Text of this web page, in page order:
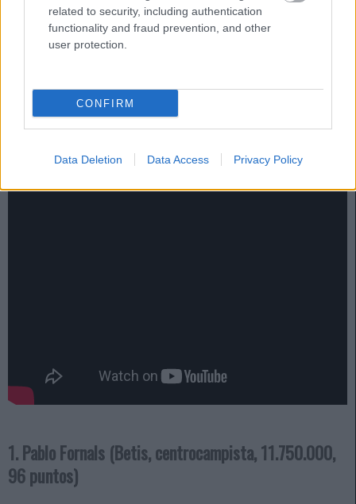
related to security, including authentication
functionality and fraud prevention, and other
user protection.
CONFIRM
Data Deletion Data Access Privacy Policy
que ha logrado 90 puntos, con un gol y 2 asistencias en su
haber. El internacional estadounidense ha destacado en
En Comunio salió con un precio inicial de 750.000 euros y
llegó a valer casi 7 millones en varios momentos de la
temporada.
1. Pablo Fornals (Betis, centrocampista, 11.750.000,
96 puntos)